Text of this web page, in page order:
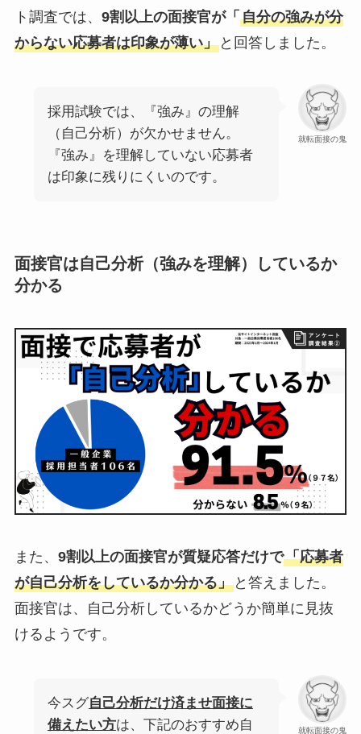
ト調査では、 9割以上の面接官が「 自分の強みが分
からない応募者は印象が薄い」と回答しました。
就転面接の鬼
採用試験では、『強み』の理解
（自己分析）が欠かせません。
『強み』を理解していない応募者
は印象に残りにくいのです。
面接官は自己分析（強みを理解）しているか
分かる
また、 9割以上の面接官が質疑応答だけで「応募者
が自己分析をしているか分かる」と答えました。
面接官は、自己分析しているかどうか簡単に見抜
けるようです。
就転面接の鬼
今スグ自己分析だけ済ませ面接に
備えたい方は、下記のおすすめ自